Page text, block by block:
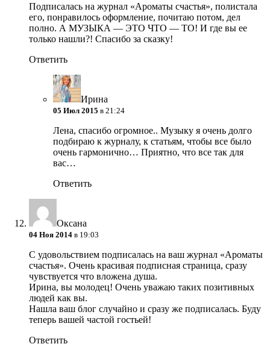
Подписалась на журнал «Ароматы счастья», полистала
его, понравилось оформление, почитаю потом, дел
полно. А МУЗЫКА — ЭТО ЧТО — ТО! И где вы ее
только нашли?! Спасибо за сказку!
Ответить
Ирина
05 Июл 2015 в 21:24
Лена, спасибо огромное.. Музыку я очень долго
подбираю к журналу, к статьям, чтобы все было
очень гармонично… Приятно, что все так для
вас…
Ответить
Оксана
04 Ноя 2014 в 19:03
С удовольствием подписалась на ваш журнал «Ароматы
счастья». Очень красивая подписная страница, сразу
чувствуется что вложена душа.
Ирина, вы молодец! Очень уважаю таких позитивных
людей как вы.
Нашла ваш блог случайно и сразу же подписалась. Буду
теперь вашей частой гостьей!
Ответить